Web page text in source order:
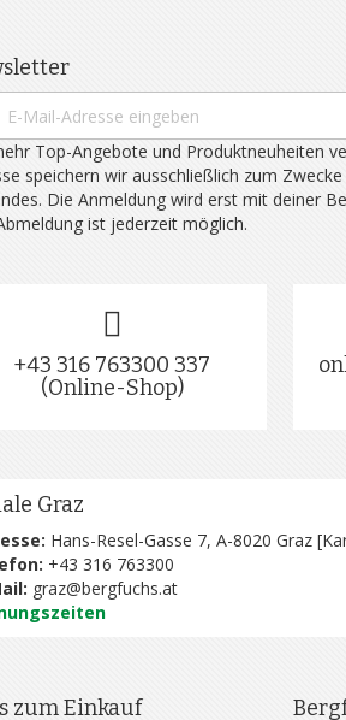
Top-Angebote und Produktneuheiten
speichern wir ausschließlich zum
Die Anmeldung wird erst mit deiner
ist jederzeit möglich.
+43 316 763300 337
(Online-Shop)
Graz
Hans-Resel-Gasse 7, A-8020 Graz [
+43 316 763300
graz@bergfuchs.at
zum Einkauf